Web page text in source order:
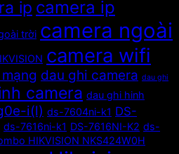
ip camera ip
trời camera ngoài
camera wifi
dau ghi camera dau ghi
camera dau ghi hinh
i(l) ds-7604ni-k1 DS-
ds-7616ni-k1 DS-7616NI-K2 ds-
HIKVISION NKS424W0H